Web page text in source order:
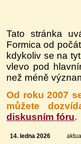
Tato stránka
Formica od
kdykoliv se na
vlevo pod
než méně
Od roku 2007
můžete
diskusním fóru.
14. ledna 2026